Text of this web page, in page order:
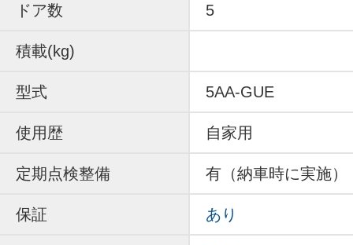
ドア数 5
積載(kg)
型式 5AA-GUE
使用歴 自家用
定期点検整備 有（納車時に実施）
保証 あり